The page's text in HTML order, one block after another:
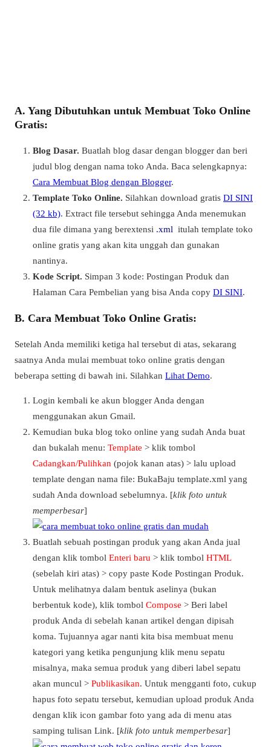
A. Yang Dibutuhkan untuk Membuat Toko Online
Gratis:
Blog Dasar. Buatlah blog dasar dengan blogger dan beri
judul blog dengan nama toko Anda. Baca selengkapnya:
Cara Membuat Blog dengan Blogger.
Template Toko Online. Silahkan download gratis DI SINI
(32 kb). Extract file tersebut sehingga Anda menemukan
dua file dimana yang berextensi .xml itulah template toko
online gratis yang akan kita unggah dan gunakan
nantinya.
Kode Script. Simpan 3 kode: Postingan Produk dan
Halaman Cara Pembelian yang bisa Anda copy DI SINI.
B. Cara Membuat Toko Online Gratis:
Setelah Anda memiliki ketiga hal tersebut di atas, sekarang
saatnya Anda mulai membuat toko online gratis dengan
beberapa setting di bawah ini. Silahkan Lihat Demo.
Login kembali ke akun blogger Anda dengan
menggunakan akun Gmail.
Kemudian buka blog toko online yang sudah Anda buat
dan bukalah menu: Template > klik tombol
Cadangkan/Pulihkan (pojok kanan atas) > lalu upload
template dengan nama file: BukaBaju template.xml yang
sudah Anda download sebelumnya. [klik foto untuk
memperbesar]
Buatlah sebuah postingan produk yang akan Anda jual
dengan klik tombol Enteri baru > klik tombol HTML
(sebelah kiri atas) > copy paste Kode Postingan Produk.
Untuk melihatnya dalam bentuk aselinya (bukan
berbentuk kode), klik tombol Compose > Beri label
produk Anda di sebelah kanan artikel dengan dipisah
koma. Tujuannya agar nanti kita bisa membuat menu
kategori yang ketika pengunjung klik menu sepatu
misalnya, maka semua produk yang diberi label sepatu
akan muncul > Publikasikan. Untuk mengganti foto, cukup
hapus foto sepatu tersebut, kemudian upload produk Anda
dengan klik icon gambar foto yang ada di menu atas
samping tulisan Link. [klik foto untuk memperbesar]